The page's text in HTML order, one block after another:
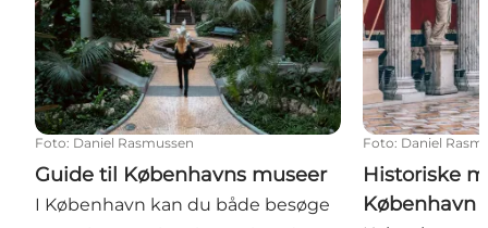
Foto: Daniel Rasmussen
Guide til Københavns museer
I København kan du både besøge
Foto: Daniel
Historiske
København